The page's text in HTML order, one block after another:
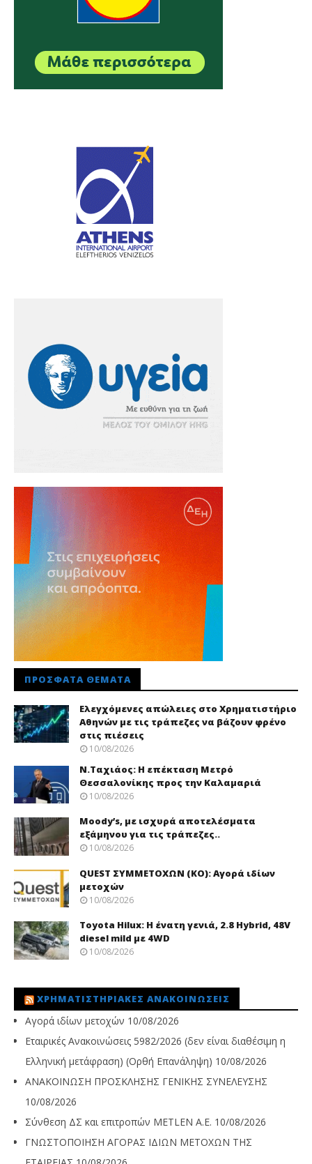
ΠΡΌΣΦΑΤΑ ΘΈΜΑΤΑ
Ελεγχόμενες απώλειες στο Χρηματιστήριο
Αθηνών με τις τράπεζες να βάζουν φρένο
στις πιέσεις
10/08/2026
Ν.Ταχιάος: Η επέκταση Μετρό
Θεσσαλονίκης προς την Καλαμαριά
10/08/2026
Moody’s, με ισχυρά αποτελέσματα
εξάμηνου για τις τράπεζες..
10/08/2026
QUEST ΣΥΜΜΕΤΟΧΩΝ (ΚΟ): Αγορά ιδίων
μετοχών
10/08/2026
Toyota Hilux: Η ένατη γενιά, 2.8 Hybrid, 48V
diesel mild με 4WD
10/08/2026
ΧΡΗΜΑΤΙΣΤΗΡΙΑΚΈΣ ΑΝΑΚΟΙΝΏΣΕΙΣ
Αγορά ιδίων μετοχών 10/08/2026
Εταιρικές Ανακοινώσεις 5982/2026 (δεν είναι διαθέσιμη η
Ελληνική μετάφραση) (Ορθή Επανάληψη) 10/08/2026
ΑΝΑΚΟΙΝΩΣΗ ΠΡΟΣΚΛΗΣΗΣ ΓΕΝΙΚΗΣ ΣΥΝΕΛΕΥΣΗΣ
10/08/2026
Σύνθεση ΔΣ και επιτροπών METLEN A.E. 10/08/2026
ΓΝΩΣΤΟΠΟΙΗΣΗ ΑΓΟΡΑΣ ΙΔΙΩΝ ΜΕΤΟΧΩΝ ΤΗΣ